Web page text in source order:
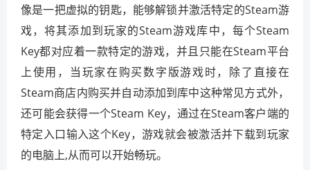
像是一把虚拟的钥匙，能够解锁并激活特定的Steam游
戏，将其添加到玩家的Steam游戏库中，每个Steam
Key都对应着一款特定的游戏，并且只能在Steam平台
上使用，当玩家在购买数字版游戏时，除了直接在
Steam商店内购买并自动添加到库中这种常见方式外，
还可能会获得一个Steam Key，通过在Steam客户端的
特定入口输入这个Key，游戏就会被激活并下载到玩家
的电脑上,从而可以开始畅玩。